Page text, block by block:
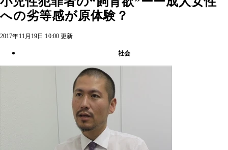
への劣等感が原体験？
2017年11月19日 10:00 更新
社会